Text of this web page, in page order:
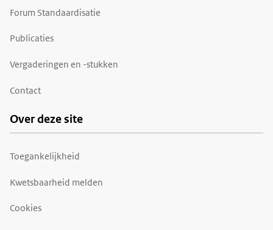
Forum Standaardisatie
Publicaties
Vergaderingen en -stukken
Contact
Over deze site
Toegankelijkheid
Kwetsbaarheid melden
Cookies